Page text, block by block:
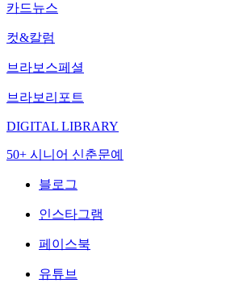
카드뉴스
컷&칼럼
브라보스페셜
브라보리포트
DIGITAL LIBRARY
50+ 시니어 신춘문예
블로그
인스타그램
페이스북
유튜브